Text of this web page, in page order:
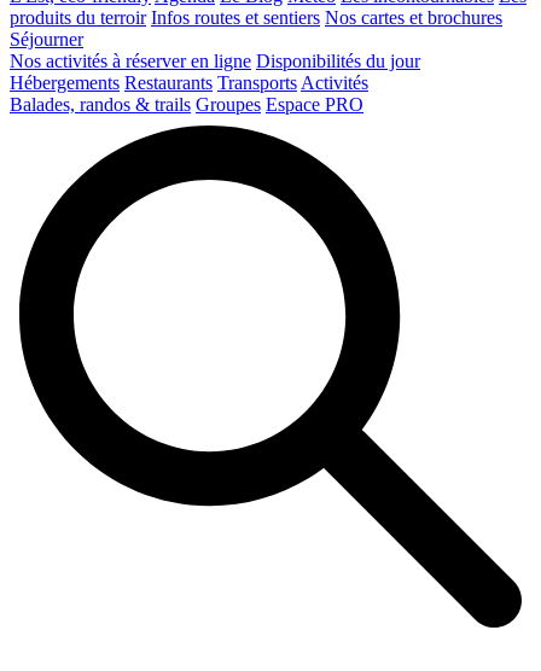
produits du terroir Infos routes et sentiers Nos cartes et brochures
Séjourner
Nos activités à réserver en ligne Disponibilités du jour
Hébergements Restaurants Transports Activités
Balades, randos & trails Groupes Espace PRO